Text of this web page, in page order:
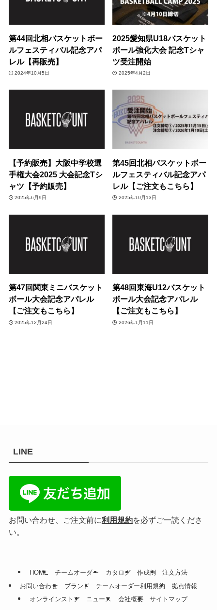
第44回北相バスケットボー
ルフェスティバル記念アパ
レル【再販売】
2024年10月5日
2025愛知県U18バスケット
ボール強化大会 記念Tシャ
ツ受注開始
2025年4月2日
【予約販売】大阪中学校選
手権大会2025 大会記念Tシ
ャツ【予約販売】
2025年6月9日
第45回北相バスケットボー
ルフェスティバル記念アパ
レル【ご注文もこちら】
2025年10月13日
第47回関東ミニバスケット
ボール大会記念アパレル
【ご注文もこちら】
2025年12月24日
第48回東海U12バスケット
ボール大会記念アパレル
【ご注文もこちら】
2026年1月11日
LINE
お問い合わせ、ご注文前に利用規約を必ずご一読くださ
い。
HOME チームオーダー カタログ 作成例
注文方法
お問い合わせ
ブランド チームオーダー利用規約
拠点情報
オンラインストア
ニュース 会社概要 サイトマップ